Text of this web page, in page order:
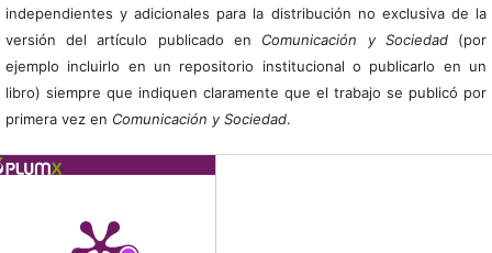
independientes y adicionales para la distribución no exclusiva de la
versión del artículo publicado en Comunicación y Sociedad(por
ejemplo incluirlo en un repositorio institucional o publicarlo en un
libro) siempre que indiquen claramente que el trabajo se publicó por
primera vez en Comunicación y Sociedad.